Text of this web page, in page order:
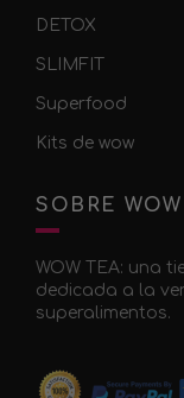
DETOX
SLIMFIT
Superfood
Kits de wow
SOBRE
WOW TEA: una
dedicada a la
superalimentos.